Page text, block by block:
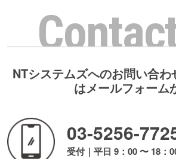
NTシステムズへのお問い合
はメールフォーム
03-5256-
受付｜平日 9：00 〜 18：